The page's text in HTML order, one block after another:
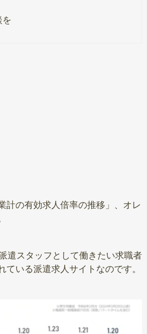
計の有効求人倍率の推移」、オレ
遣スタッフとして働きたい求職者
いる派遣求人サイトなのです。